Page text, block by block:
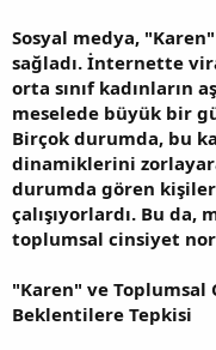
Sosyal medya,
sağladı. İnternette
orta sınıf kadınların
meselede büyük bir
Birçok durumda, bu
dinamiklerini
durumda gören
çalışıyorlardı. Bu da,
toplumsal cinsiyet
"Karen" ve Toplumsal
Beklentilere Tepkisi